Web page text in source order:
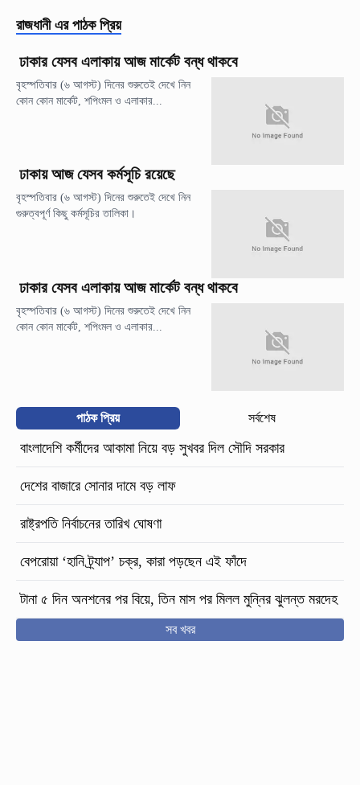
রাজধানী এর পাঠক প্রিয়
ঢাকার যেসব এলাকায় আজ মার্কেট বন্ধ থাকবে
বৃহস্পতিবার (৬ আগস্ট) দিনের শুরুতেই দেখে নিন
কোন কোন মার্কেট, শপিংমল ও এলাকার...
ঢাকায় আজ যেসব কর্মসূচি রয়েছে
বৃহস্পতিবার (৬ আগস্ট) দিনের শুরুতেই দেখে নিন
গুরুত্বপূর্ণ কিছু কর্মসূচির তালিকা।
ঢাকার যেসব এলাকায় আজ মার্কেট বন্ধ থাকবে
বৃহস্পতিবার (৬ আগস্ট) দিনের শুরুতেই দেখে নিন
কোন কোন মার্কেট, শপিংমল ও এলাকার...
পাঠক প্রিয় সর্বশেষ
বাংলাদেশি কর্মীদের আকামা নিয়ে বড় সুখবর দিল সৌদি সরকার
দেশের বাজারে সোনার দামে বড় লাফ
রাষ্ট্রপতি নির্বাচনের তারিখ ঘোষণা
বেপরোয়া ‘হানি ট্র্যাপ’ চক্র, কারা পড়ছেন এই ফাঁদে
টানা ৫ দিন অনশনের পর বিয়ে, তিন মাস পর মিলল মুন্নির ঝুলন্ত মরদেহ
সব খবর